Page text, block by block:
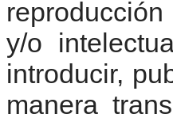
y/o
introducir,
manera